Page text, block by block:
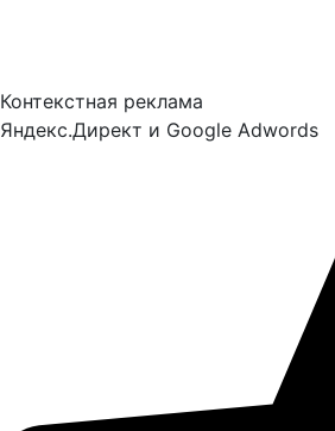
Контекстная реклама
Яндекс.Директ и Google Adwords